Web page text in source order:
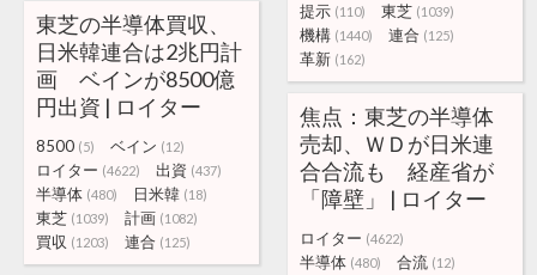
提示 (110) 東芝 (1039)
機構 (1440) 連合 (125)
革新 (162)
東芝の半導体買収、
日米韓連合は2兆円計
画 ベインが8500億
円出資 | ロイター
8500 (5) ベイン (12)
ロイター (4622) 出資 (437)
半導体 (480) 日米韓 (18)
東芝 (1039) 計画 (1082)
買収 (1203) 連合 (125)
焦点：東芝の半導体
売却、ＷＤが日米連
合合流も 経産省が
「障壁」 | ロイター
ロイター (4622)
半導体 (480) 合流 (12)